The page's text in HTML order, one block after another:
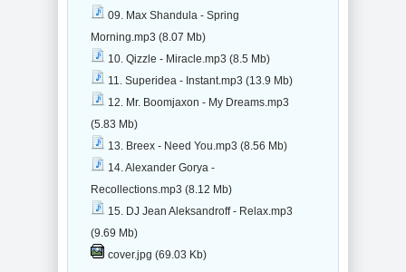
09. Max Shandula - Spring
Morning.mp3 (8.07 Mb)
10. Qizzle - Miracle.mp3 (8.5 Mb)
11. Superidea - Instant.mp3 (13.9 Mb)
12. Mr. Boomjaxon - My Dreams.mp3
(5.83 Mb)
13. Breex - Need You.mp3 (8.56 Mb)
14. Alexander Gorya -
Recollections.mp3 (8.12 Mb)
15. DJ Jean Aleksandroff - Relax.mp3
(9.69 Mb)
cover.jpg (69.03 Kb)